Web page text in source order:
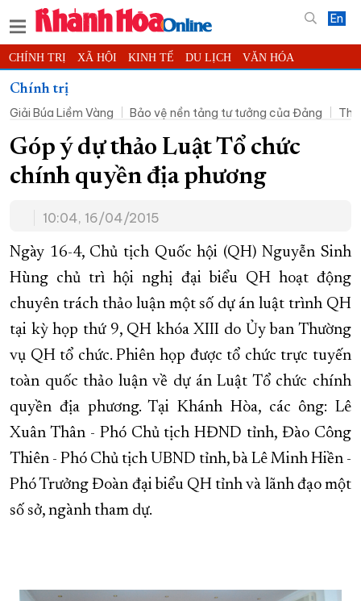
En
CHÍNH TRỊ XÃ HỘI KINH TẾ DU LỊCH VĂN HÓA
THỂ THAO
KHOA HỌC - CÔNG NGHỆ PHÁP LUẬT BẠN ĐỌC PHÓNG SỰ
THẾ GIỚI MULTIMEDIA VIDEO ĐỌC BÁO ONLINE
PODCAST THÔNG TIN - QUẢNG CÁO
TRƯỜNG SA BIỂN ĐẢO QUÊ HƯƠNG
CHUNG TAY CẢI CÁCH HÀNH CHÍNH
XÂY DỰNG NÔNG THÔN MỚI LỊCH CẮT ĐIỆN
TÀU - XE - MÁY BAY
KỶ NIỆM 370 NĂM XÂY DỰNG VÀ PHÁT TRIỂN TỈNH KHÁNH HÒA
KHOẢNH KHẮC ĐẸP XỨ TRẦM
XÂY DỰNG KHÁNH HÒA TRỞ THÀNH THÀNH PHỐ TRỰC THUỘC
ĐẠI HỘI ĐẢNG CÁC CẤP TRANG CHỦ VỀ BÁO KHÁNH HÒA
Chính trị
Giải Búa Liềm Vàng
Bảo vệ nền tảng tư tưởng của Đảng
Góp ý dự thảo Luật Tổ chức
chính quyền địa phương
10:04, 16/04/2015
Ngày 16-4, Chủ tịch Quốc hội (QH) Nguyễn Sinh
Hùng chủ trì hội nghị đại biểu QH hoạt động
chuyên trách thảo luận một số dự án luật trình QH
tại kỳ họp thứ 9, QH khóa XIII do Ủy ban Thường
vụ QH tổ chức. Phiên họp được tổ chức trực tuyến
toàn quốc thảo luận về dự án Luật Tổ chức chính
quyền địa phương. Tại Khánh Hòa, các ông: Lê
Xuân Thân - Phó Chủ tịch HĐND tỉnh, Đào Công
Thiên - Phó Chủ tịch UBND tỉnh, bà Lê Minh Hiền -
Phó Trưởng Đoàn đại biểu QH tỉnh và lãnh đạo một
số sở, ngành tham dự.